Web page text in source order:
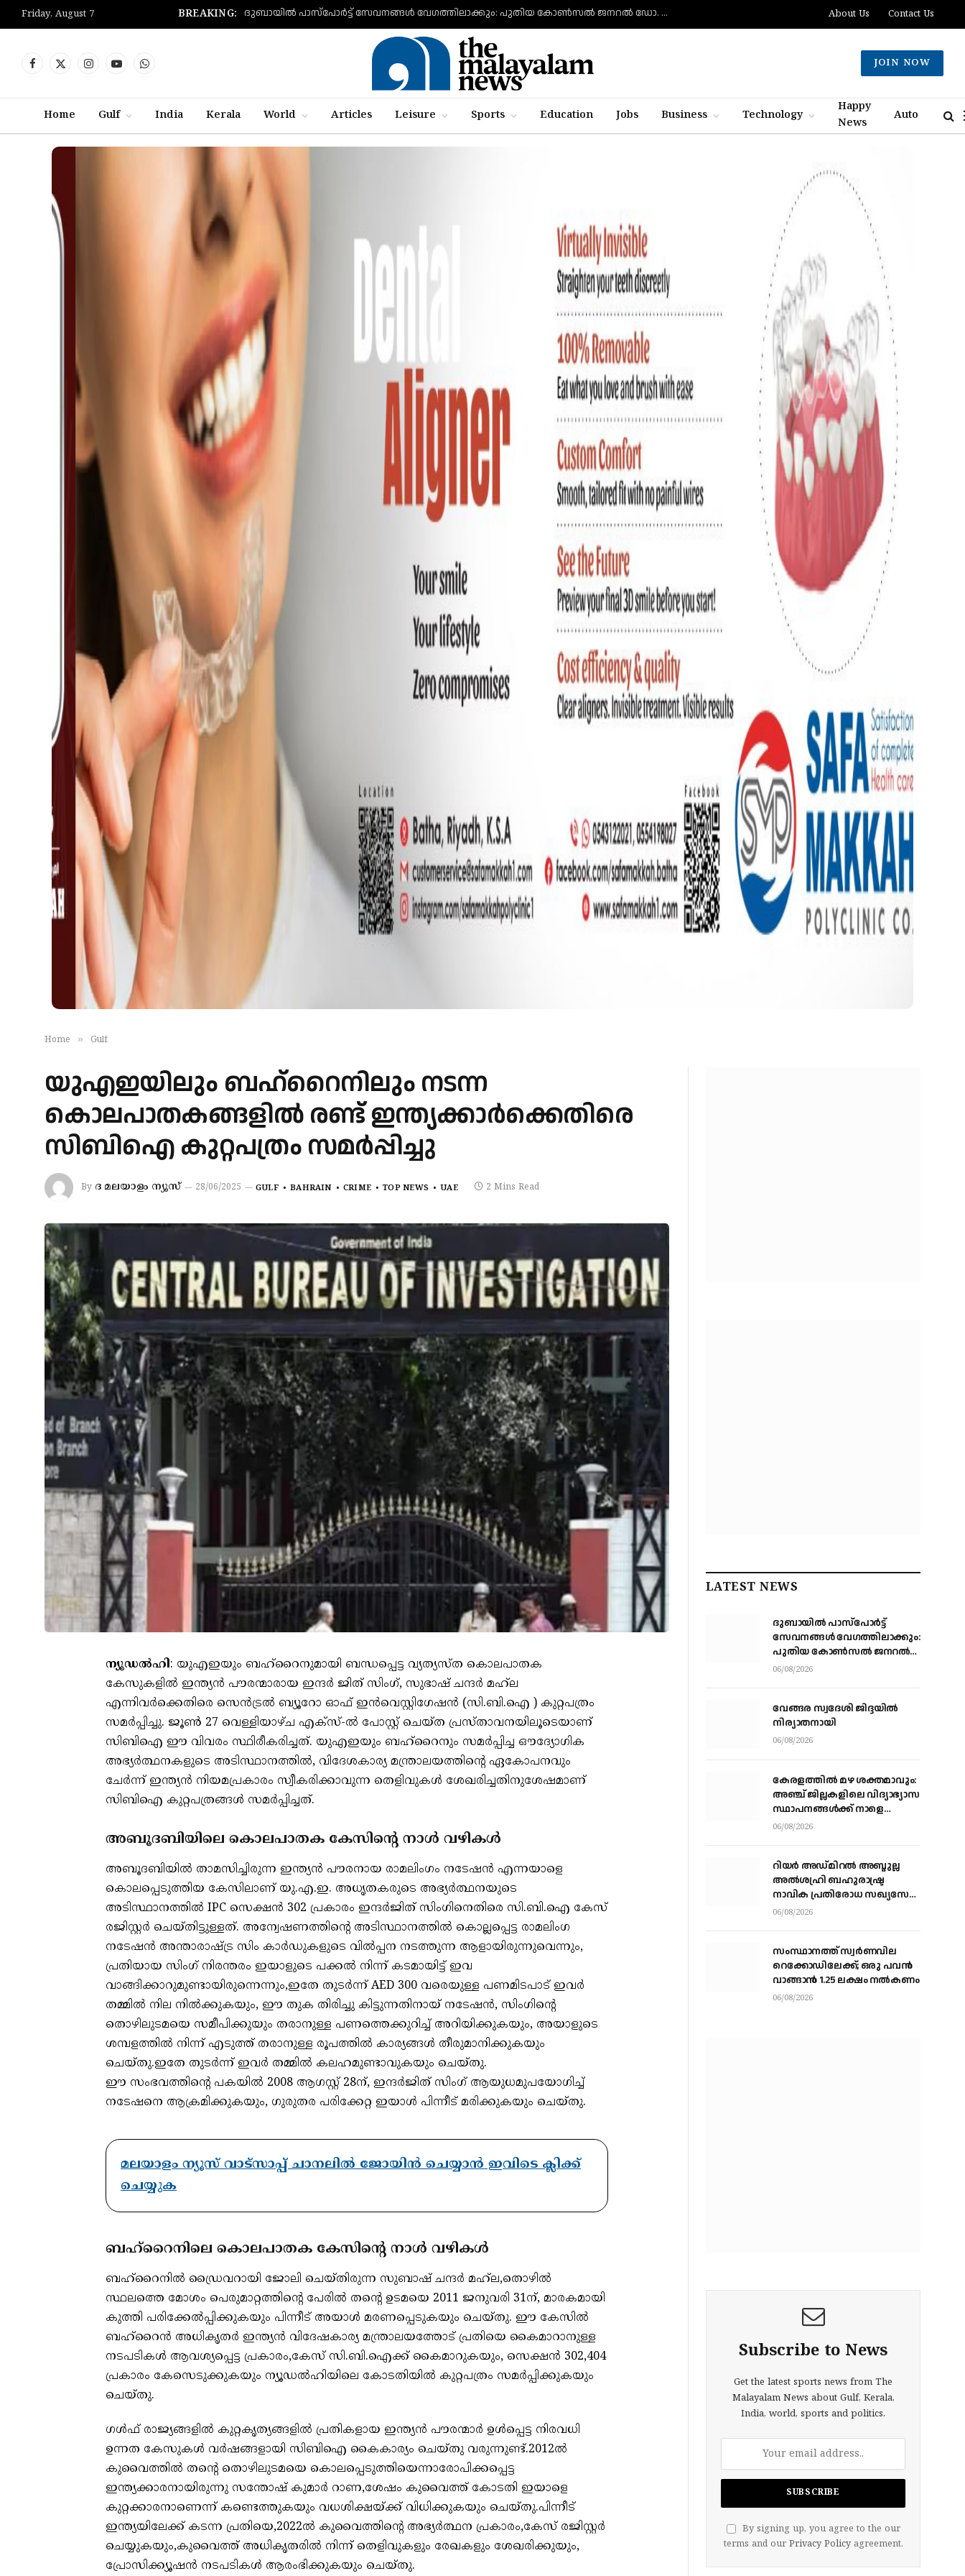
Friday, August 7 BREAKING: ദുബായിൽ പാസ്‌പോർട്ട് സേവനങ്ങൾ വേഗത്തിലാക്കും: പുതിയ കോൺസൽ ജനറൽ ഡോ. ഇ. വിഷ്ണുവർധൻ റെഡ്ഡി About Us Contact Us
Facebook
X
InstagramYouTubeWhatsApp
JOIN NOW
Home Gulf India Kerala World Articles Leisure Sports Education Jobs Business Technology
Happy
News
Auto
Home » Gulf
യുഎഇയിലും ബഹ്‌റൈനിലും നടന്ന
കൊലപാതകങ്ങളിൽ രണ്ട് ഇന്ത്യക്കാർക്കെതിരെ
സിബിഐ കുറ്റപത്രം സമർപ്പിച്ചു
By ദ മലയാളം ന്യൂസ് 28/06/2025 GULF BAHRAIN CRIME TOP NEWS UAE 2 Mins Read
ന്യൂഡൽഹി: യുഎഇയും ബഹ്‌റൈനുമായി ബന്ധപ്പെട്ട വ്യത്യസ്ത കൊലപാതക
കേസുകളിൽ ഇന്ത്യൻ പൗരന്മാരായ ഇന്ദർ ജിത് സിംഗ്, സുഭാഷ് ചന്ദർ മഹ്‌ല
എന്നിവർക്കെതിരെ സെൻട്രൽ ബ്യൂറോ ഓഫ് ഇൻവെസ്റ്റിഗേഷൻ (സി.ബി.ഐ ) കുറ്റപത്രം
സമർപ്പിച്ചു. ജൂൺ 27 വെള്ളിയാഴ്ച എക്സ്-ൽ പോസ്റ്റ് ചെയ്ത പ്രസ്താവനയിലൂടെയാണ്
സിബിഐ ഈ വിവരം സ്ഥിരീകരിച്ചത്. യുഎഇയും ബഹ്‌റൈനും സമർപ്പിച്ച ഔദ്യോഗിക
അഭ്യർത്ഥനകളുടെ അടിസ്ഥാനത്തിൽ, വിദേശകാര്യ മന്ത്രാലയത്തിന്റെ ഏകോപനവും
ചേർന്ന് ഇന്ത്യൻ നിയമപ്രകാരം സ്വീകരിക്കാവുന്ന തെളിവുകൾ ശേഖരിച്ചതിനുശേഷമാണ്
സിബിഐ കുറ്റപത്രങ്ങൾ സമർപ്പിച്ചത്.
അബൂദബിയിലെ കൊലപാതക കേസിന്റെ നാൾ വഴികൾ
അബൂദബിയില്‍ താമസിച്ചിരുന്ന ഇന്ത്യന്‍ പൗരനായ രാമലിംഗം നടേഷന്‍ എന്നയാളെ
കൊലപ്പെടുത്തിയ കേസിലാണ് യു.എ.ഇ. അധൃതകരുടെ അഭ്യര്‍ത്ഥനയുടെ
അടിസ്ഥാനത്തില്‍ IPC സെക്ഷന്‍ 302 പ്രകാരം ഇന്ദര്‍ജിത് സിംഗിനെതിരെ സി.ബി.ഐ കേസ്
രജിസ്റ്റര്‍ ചെയ്തിട്ടുള്ളത്. അന്വേഷണത്തിന്റെ അടിസ്ഥാനത്തില്‍ കൊല്ലപ്പെട്ട രാമലിംഗ
നടേഷന്‍ അന്താരാഷ്ട്ര സിം കാര്‍ഡുകളുടെ വില്‍പ്പന നടത്തുന്ന ആളായിരുന്നുവെന്നും,
പ്രതിയായ സിംഗ് നിരന്തരം ഇയാളുടെ പക്കല്‍ നിന്ന് കടമായിട്ട് ഇവ
വാങ്ങിക്കാറുമുണ്ടായിരുന്നെന്നും,ഇതേ തുടര്‍ന്ന് AED 300 വരെയുള്ള പണമിടപാട് ഇവര്‍
തമ്മില്‍ നില നില്‍ക്കുകയും, ഈ തുക തിരിച്ചു കിട്ടുന്നതിനായ് നടേഷന്‍, സിംഗിന്റെ
തൊഴിലുടമയെ സമീപിക്കുയും തരാനുള്ള പണത്തെക്കുറിച്ച് അറിയിക്കുകയും, അയാളുടെ
ശമ്പളത്തില്‍ നിന്ന് എടുത്ത് തരാനുള്ള രൂപത്തില്‍ കാര്യങ്ങള്‍ തീരുമാനിക്കുകയും
ചെയ്തു.ഇതേ തുടര്‍ന്ന് ഇവര്‍ തമ്മില്‍ കലഹമുണ്ടാവുകയും ചെയ്തു.
ഈ സംഭവത്തിന്റെ പകയില്‍ 2008 ആഗസ്റ്റ് 28ന്, ഇന്ദര്‍ജിത് സിംഗ് ആയുധമുപയോഗിച്ച്
നടേഷനെ ആക്രമിക്കുകയും, ഗുരുതര പരിക്കേറ്റ ഇയാള്‍ പിന്നീട് മരിക്കുകയും ചെയ്തു.
മലയാളം ന്യൂസ് വാട്സാപ്പ് ചാനലിൽ ജോയിൻ ചെയ്യാൻ ഇവിടെ ക്ലിക്ക്
ചെയ്യുക
ബഹ്‌റൈനിലെ കൊലപാതക കേസിന്റെ നാൾ വഴികൾ
ബഹ്‌റൈനില്‍ ഡ്രൈവറായി ജോലി ചെയ്തിരുന്ന സുബാഷ് ചന്ദര്‍ മഹ്‌ല,തൊഴില്‍
സ്ഥലത്തെ മോശം പെരുമാറ്റത്തിന്റെ പേരില്‍ തന്റെ ഉടമയെ 2011 ജനുവരി 31ന്, മാരകമായി
കുത്തി പരിക്കേല്‍പ്പിക്കുകയും പിന്നീട് അയാള്‍ മരണപ്പെടുകയും ചെയ്തു. ഈ കേസില്‍
ബഹ്‌റൈന്‍ അധികൃതര്‍ ഇന്ത്യന്‍ വിദേഷകാര്യ മന്ത്രാലയത്തോട് പ്രതിയെ കൈമാറാനുള്ള
നടപടികള്‍ ആവശ്യപ്പെട്ട പ്രകാരം,കേസ് സി.ബി.ഐക്ക് കൈമാറുകയും, സെക്ഷന്‍ 302,404
പ്രകാരം കേസെടുക്കുകയും ന്യൂഡല്‍ഹിയിലെ കോടതിയില്‍ കുറ്റപത്രം സമര്‍പ്പിക്കുകയും
ചെയ്തു.
ഗൾഫ് രാജ്യങ്ങളിൽ കുറ്റകൃത്യങ്ങളിൽ പ്രതികളായ ഇന്ത്യൻ പൗരന്മാർ ഉൾപ്പെട്ട നിരവധി
ഉന്നത കേസുകൾ വർഷങ്ങളായി സിബിഐ കൈകാര്യം ചെയ്തു വരുന്നുണ്ട്.2012ല്‍
കുവൈത്തില്‍ തന്റെ തൊഴിലുടമയെ കൊലപ്പെടുത്തിയെന്നാരോപിക്കപ്പെട്ട
ഇന്ത്യക്കാരനായിരുന്നു സന്തോഷ് കുമാര്‍ റാണ,ശേഷം കുവൈത്ത് കോടതി ഇയാളെ
കുറ്റക്കാരനാണെന്ന് കണ്ടെത്തുകയും വധശിക്ഷയ്ക്ക് വിധിക്കുകയും ചെയ്തു.പിന്നീട്
ഇന്ത്യയിലേക്ക് കടന്ന പ്രതിയെ,2022ല്‍ കുവൈത്തിന്റെ അഭ്യര്‍ത്ഥന പ്രകാരം,കേസ് രജിസ്റ്റര്‍
ചെയ്യുകയും,കുവൈത്ത് അധികൃതരില്‍ നിന്ന് തെളിവുകളും രേഖകളും ശേഖരിക്കുയും,
പ്രോസിക്ക്യൂഷന്‍ നടപടികള്‍ ആരംഭിക്കുകയും ചെയ്തു.
LATEST NEWS
ദുബായിൽ പാസ്‌പോർട്ട്
സേവനങ്ങൾ വേഗത്തിലാക്കും:
പുതിയ കോൺസൽ ജനറൽ
ഡോ. ഇ. വിഷ്ണുവർധൻ
06/08/2026
വേങ്ങര സ്വദേശി ജിദ്ദയിൽ
നിര്യാതനായി
06/08/2026
കേരളത്തില്‍ മഴ ശക്തമാവും:
അഞ്ച് ജില്ലകളിലെ വിദ്യാഭ്യാസ
സ്ഥാപനങ്ങള്‍ക്ക് നാളെ
അവധി
06/08/2026
റിയര്‍ അഡ്മിറല്‍ അബ്ദുല്ല
അല്‍ശഹ്രി ബഹുരാഷ്ട്ര
നാവിക പ്രതിരോധ സഖ്യസേന
കമാന്‍ഡര്‍
06/08/2026
സംസ്ഥാനത്ത് സ്വര്‍ണവില
റെക്കോഡിലേക്ക്; ഒരു പവന്‍
വാങ്ങാന്‍ 1.25 ലക്ഷം നല്‍കണം
06/08/2026
Subscribe to News
Get the latest sports news from The
Malayalam News about Gulf, Kerala,
India, world, sports and politics.
By signing up, you agree to the our
terms and our Privacy Policyagreement.